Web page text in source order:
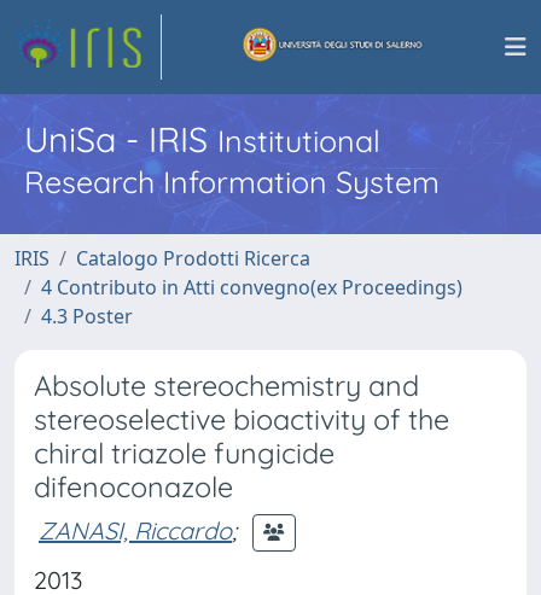
UniSa - IRISInstitutional
Research Information System
IRIS
Catalogo Prodotti Ricerca
4 Contributo in Atti convegno(ex Proceedings)
4.3 Poster
Absolute stereochemistry and
stereoselective bioactivity of the
chiral triazole fungicide
difenoconazole
ZANASI, Riccardo;
2013